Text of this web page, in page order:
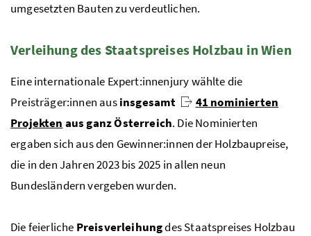
umgesetzten Bauten zu verdeutlichen.
Verleihung des Staatspreises Holzbau in Wien
Eine internationale Expert:innenjury wählte die
Preisträger:innen ausinsgesamt
41 nominierten
Projekten aus ganz Österreich. Die Nominierten
ergaben sich aus den Gewinner:innen der Holzbaupreise,
die in den Jahren 2023 bis 2025 in allen neun
Bundesländern vergeben wurden.
Die feierliche Preisverleihungdes Staatspreises Holzbau